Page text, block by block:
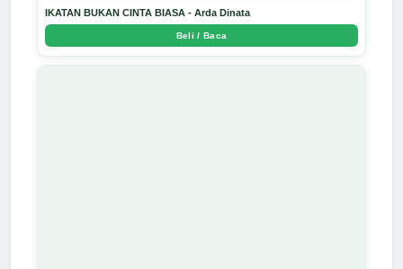
IKATAN BUKAN CINTA BIASA - Arda Dinata
Beli / Baca